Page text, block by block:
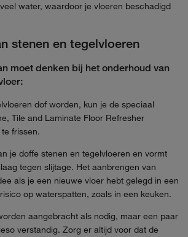
water, waardoor je vloeren beschadigd
stenen en tegelvloeren
moet denken bij het onderhoud van
dof worden, kun je de speciaal
Tile and Laminate Floor Refresher
frissen.
je doffe stenen en tegelvloeren en vormt
tegen slijtage. Het aanbrengen van
als je een nieuwe vloer hebt gelegd in een
op waterspatten, zoals in een keuken.
aangebracht als nodig, maar een paar
verstandig. Zorg er altijd voor dat de